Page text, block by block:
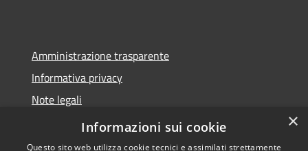
Amministrazione trasparente
Informativa privacy
Note legali
Dichiarazione di accessibilità
×
Informazioni sui cookie
Questo sito web utilizza cookie tecnici e assimilati strettamente